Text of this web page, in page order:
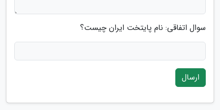
سوال اتفاقی: نام پایتخت ایران چیست؟
ارسال